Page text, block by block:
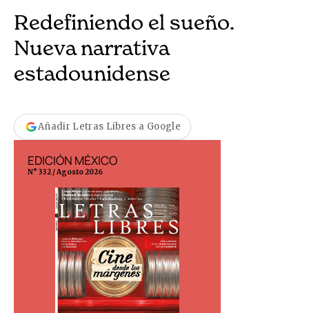
Redefiniendo el sueño.
Nueva narrativa
estadounidense
Añadir Letras Libres a Google
EDICIÓN MÉXICO
N° 332 / Agosto 2026